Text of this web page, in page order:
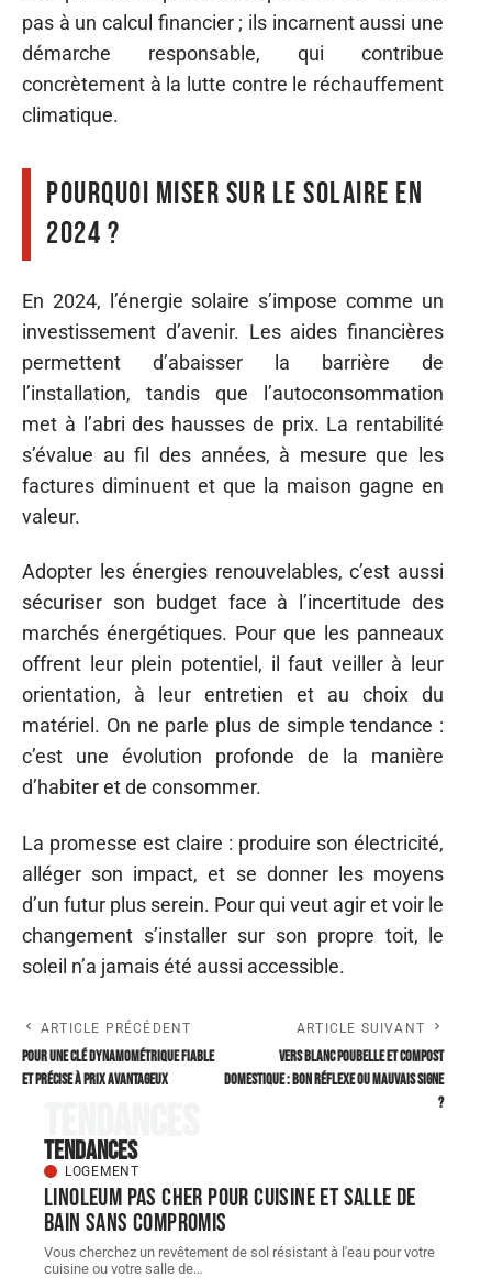
pas à un calcul financier ; ils incarnent aussi une
démarche responsable, qui contribue
concrètement à la lutte contre le réchauffement
climatique.
Pourquoi miser sur le solaire en
2024 ?
En 2024, l’énergie solaire s’impose comme un
investissement d’avenir. Les aides financières
permettent d’abaisser la barrière de
l’installation, tandis que l’autoconsommation
met à l’abri des hausses de prix. La rentabilité
s’évalue au fil des années, à mesure que les
factures diminuent et que la maison gagne en
valeur.
Adopter les énergies renouvelables, c’est aussi
sécuriser son budget face à l’incertitude des
marchés énergétiques. Pour que les panneaux
offrent leur plein potentiel, il faut veiller à leur
orientation, à leur entretien et au choix du
matériel. On ne parle plus de simple tendance :
c’est une évolution profonde de la manière
d’habiter et de consommer.
La promesse est claire : produire son électricité,
alléger son impact, et se donner les moyens
d’un futur plus serein. Pour qui veut agir et voir le
changement s’installer sur son propre toit, le
soleil n’a jamais été aussi accessible.
ARTICLE PRÉCÉDENT
Pour une clé dynamométrique fiable
et précise à prix avantageux
ARTICLE SUIVANT
Vers blanc poubelle et compost
domestique : bon réflexe ou mauvais signe
?
Tendances
LOGEMENT
Linoleum pas cher pour cuisine et salle de
bain sans compromis
Vous cherchez un revêtement de sol résistant à l'eau pour votre
cuisine ou votre salle de…